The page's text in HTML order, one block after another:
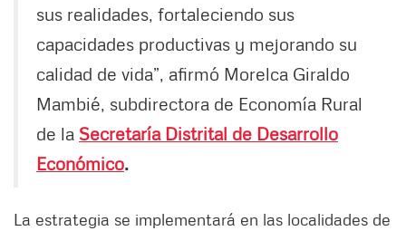
sus realidades, fortaleciendo sus
capacidades productivas y mejorando su
calidad de vida”, afirmó Morelca Giraldo
Mambié, subdirectora de Economía Rural
de la Secretaría Distrital de Desarrollo
Económico.
La estrategia se implementará en las localidades de